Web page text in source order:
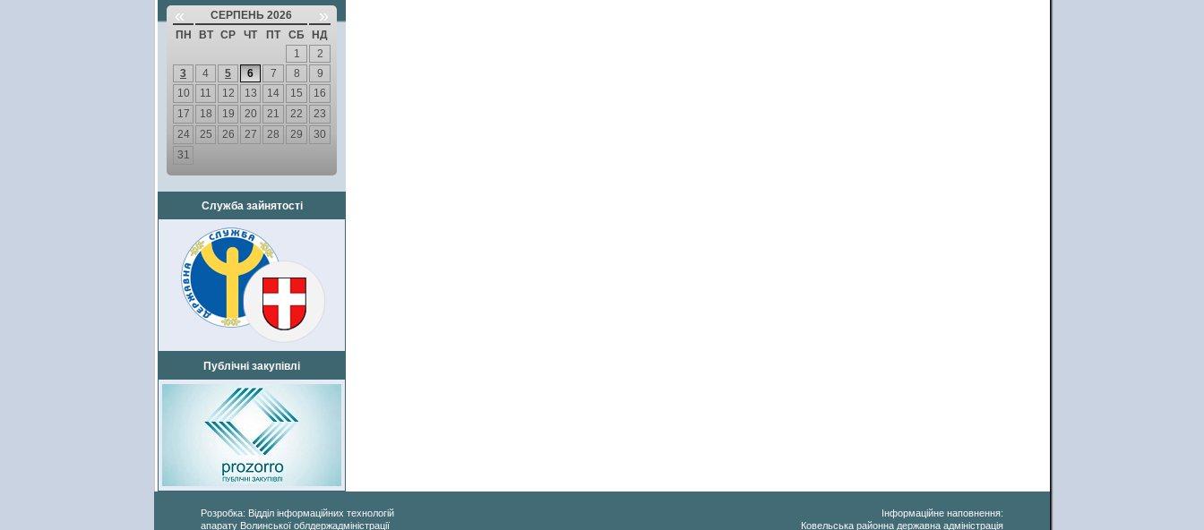
« СЕРПЕНЬ 2026 »
ПН ВТ СР ЧТ ПТ СБ
НД
1
2
3
4 5 6 7 8
9
10
11 12 13 14 15
16
17
18 19 20 21 22
23
24
25 26 27 28 29
30
31
Служба зайнятості
Публічні закупівлі
Розробка: Відділ інформаційних технологій
апарату Волинської облдержадміністрації
Інформаційне наповнення:
Ковельська районна державна адміністрація